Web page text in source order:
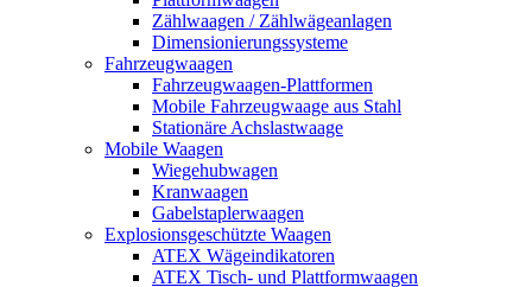
Zählwaagen / Zählwägeanlagen
Dimensionierungssysteme
Fahrzeugwaagen
Fahrzeugwaagen-Plattformen
Mobile Fahrzeugwaage aus Stahl
Stationäre Achslastwaage
Mobile Waagen
Wiegehubwagen
Kranwaagen
Gabelstaplerwaagen
Explosionsgeschützte Waagen
ATEX Wägeindikatoren
ATEX Tisch- und Plattformwaagen